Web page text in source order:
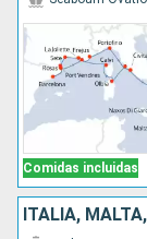
Comidas incluidas